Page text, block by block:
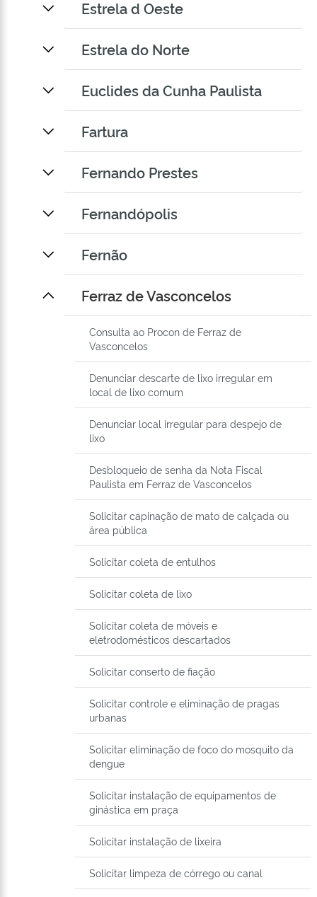
Estrela d Oeste
Estrela do Norte
Euclides da Cunha Paulista
Fartura
Fernando Prestes
Fernandópolis
Fernão
Ferraz de Vasconcelos
Consulta ao Procon de Ferraz de
Vasconcelos
Denunciar descarte de lixo irregular em
local de lixo comum
Denunciar local irregular para despejo de
lixo
Desbloqueio de senha da Nota Fiscal
Paulista em Ferraz de Vasconcelos
Solicitar capinação de mato de calçada ou
área pública
Solicitar coleta de entulhos
Solicitar coleta de lixo
Solicitar coleta de móveis e
eletrodomésticos descartados
Solicitar conserto de fiação
Solicitar controle e eliminação de pragas
urbanas
Solicitar eliminação de foco do mosquito da
dengue
Solicitar instalação de equipamentos de
ginástica em praça
Solicitar instalação de lixeira
Solicitar limpeza de córrego ou canal